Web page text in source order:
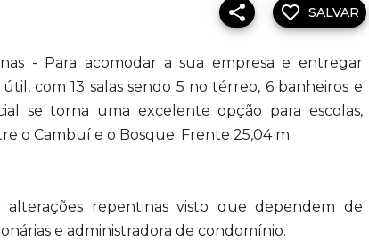
- Para acomodar a sua empresa e entregar
com 13 salas sendo 5 no térreo, 6 banheiros e
se torna uma excelente opção para escolas,
o Cambuí e o Bosque. Frente 25,04 m.
repentinas visto que dependem de
e administradora de condomínio.
SALVAR